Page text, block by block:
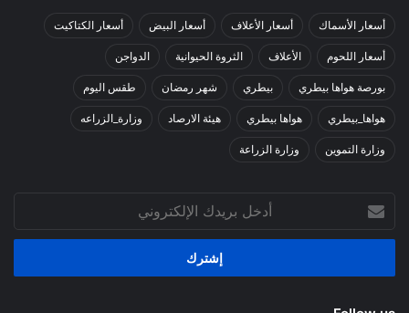
أسعار الأسماك أسعار الأعلاف أسعار البيض أسعار الكتاكيت
أسعار اللحوم الأعلاف الثروة الحيوانية الدواجن
بورصة هواها بيطري بيطري شهر رمضان طقس اليوم
هواها_بيطري هواها بيطري هيئة الارصاد وزارة_الزراعه
وزارة التموين وزارة الزراعة
بريدك
الإلكتروني